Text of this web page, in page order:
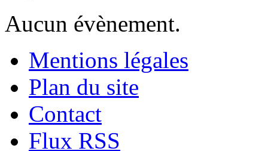
Aucun évènement.
Mentions légales
Plan du site
Contact
Flux RSS